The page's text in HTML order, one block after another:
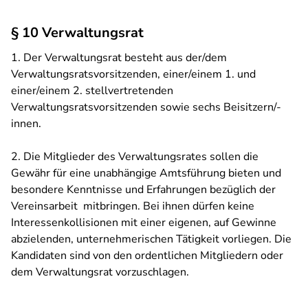
§ 10 Verwaltungsrat
1. Der Verwaltungsrat besteht aus der/dem
Verwaltungsratsvorsitzenden, einer/einem 1. und
einer/einem 2. stellvertretenden
Verwaltungsratsvorsitzenden sowie sechs Beisitzern/-
innen.
2. Die Mitglieder des Verwaltungsrates sollen die
Gewähr für eine unabhängige Amtsführung bieten und
besondere Kenntnisse und Erfahrungen bezüglich der
Vereinsarbeit mitbringen. Bei ihnen dürfen keine
Interessenkollisionen mit einer eigenen, auf Gewinne
abzielenden, unternehmerischen Tätigkeit vorliegen. Die
Kandidaten sind von den ordentlichen Mitgliedern oder
dem Verwaltungsrat vorzuschlagen.